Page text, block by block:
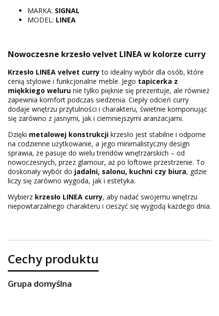
MARKA: SIGNAL
MODEL: LINEA
Nowoczesne krzesło velvet LINEA w kolorze curry
Krzesło LINEA velvet curryto idealny wybór dla osób, które
cenią stylowe i funkcjonalne meble. Jego tapicerka z
miękkiego weluru nie tylko pięknie się prezentuje, ale również
zapewnia komfort podczas siedzenia. Ciepły odcień curry
dodaje wnętrzu przytulności i charakteru, świetnie komponując
się zarówno z jasnymi, jak i ciemniejszymi aranżacjami.
Dzięki metalowej konstrukcji krzesło jest stabilne i odporne
na codzienne użytkowanie, a jego minimalistyczny design
sprawia, że pasuje do wielu trendów wnętrzarskich – od
nowoczesnych, przez glamour, aż po loftowe przestrzenie. To
doskonały wybór do jadalni, salonu, kuchni czy biura, gdzie
liczy się zarówno wygoda, jak i estetyka.
Wybierz krzesło LINEA curry, aby nadać swojemu wnętrzu
niepowtarzalnego charakteru i cieszyć się wygodą każdego dnia.
Cechy produktu
Grupa domyślna